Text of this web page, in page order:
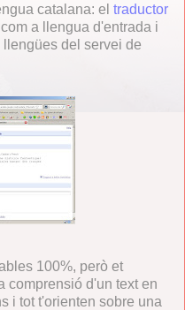
catalana: el traductor
a llengua d'entrada i
del servei de
100%, però et
comprensió d'un text en
i tot t'orienten sobre una